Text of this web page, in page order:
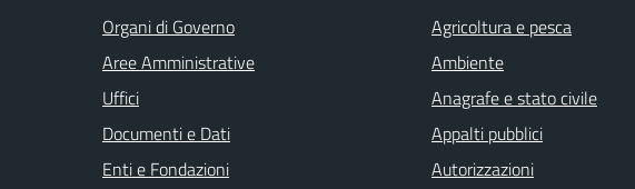
Organi di Governo
Aree Amministrative
Uffici
Documenti e Dati
Enti e Fondazioni
Agricoltura e pesca
Ambiente
Anagrafe e stato civile
Appalti pubblici
Autorizzazioni